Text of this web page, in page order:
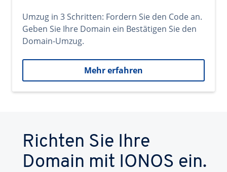
Umzug in 3 Schritten: Fordern Sie den Code an.
Geben Sie Ihre Domain ein Bestätigen Sie den
Domain-Umzug.
Mehr erfahren
Richten Sie Ihre
Domain mit IONOS ein.